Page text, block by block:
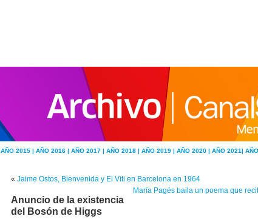
AÑO 2015 | AÑO 2016 | AÑO 2017 | AÑO 2018 | AÑO 2019 | AÑO 2020 | AÑO 2021|
« Jaime Ostos, Bienvenida y El Viti en Barcelona en 1964
María Pagés baila un poema que
Anuncio de la existencia
del Bosón de Higgs